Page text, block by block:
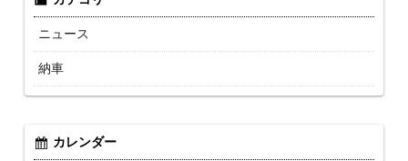
ニュース
納車
カレンダー